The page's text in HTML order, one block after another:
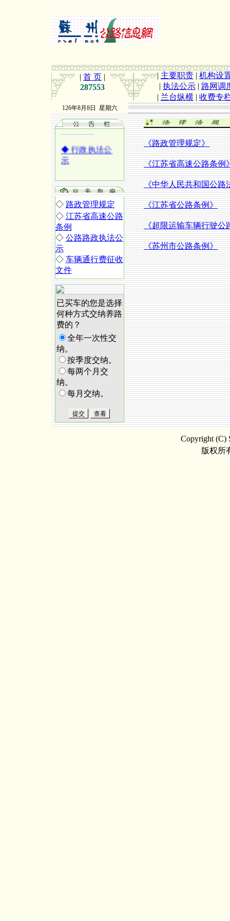
| 首 页 |
287553
| 主要职责 | 机构设
| 执法公示 | 路网调
| 兰台纵横 | 收费专
126年8月8日 星期六
市公路管理处
公开招聘工作
人员公告
◆ 行政执法公
示
◆ 行政许可结
果公示
◇ 路政管理规定
◇ 江苏省高速公路
条例
◇ 公路路政执法公
示
◇ 车辆通行费征收
文件
已买车的您是选择
何种方式交纳养路
费的？
全年一次性交
纳。
按季度交纳。
每两个月交
纳。
每月交纳。
《路政管理规定》
《江苏省高速公路条例
《中华人民共和国公路
《江苏省公路条例》
《超限运输车辆行驶公
《苏州市公路条例》
Copyright (C)
版权所